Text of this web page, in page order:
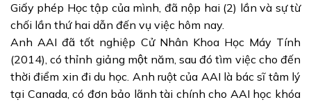
Giấy phép Học tập của mình, đã nộp hai (2) lần và sự từ
chối lần thứ hai dẫn đến vụ việc hôm nay.
Anh AAI đã tốt nghiệp Cử Nhân Khoa Học Máy Tính
(2014), có thỉnh giảng một năm, sau đó tìm việc cho đến
thời điểm xin đi du học. Anh ruột của AAI là bác sĩ tâm lý
tại Canada, có đơn bảo lãnh tài chính cho AAI học khóa